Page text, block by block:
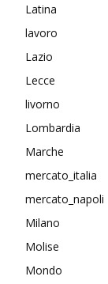
Latina
lavoro
Lazio
Lecce
livorno
Lombardia
Marche
mercato_italia
mercato_napoli
Milano
Molise
Mondo